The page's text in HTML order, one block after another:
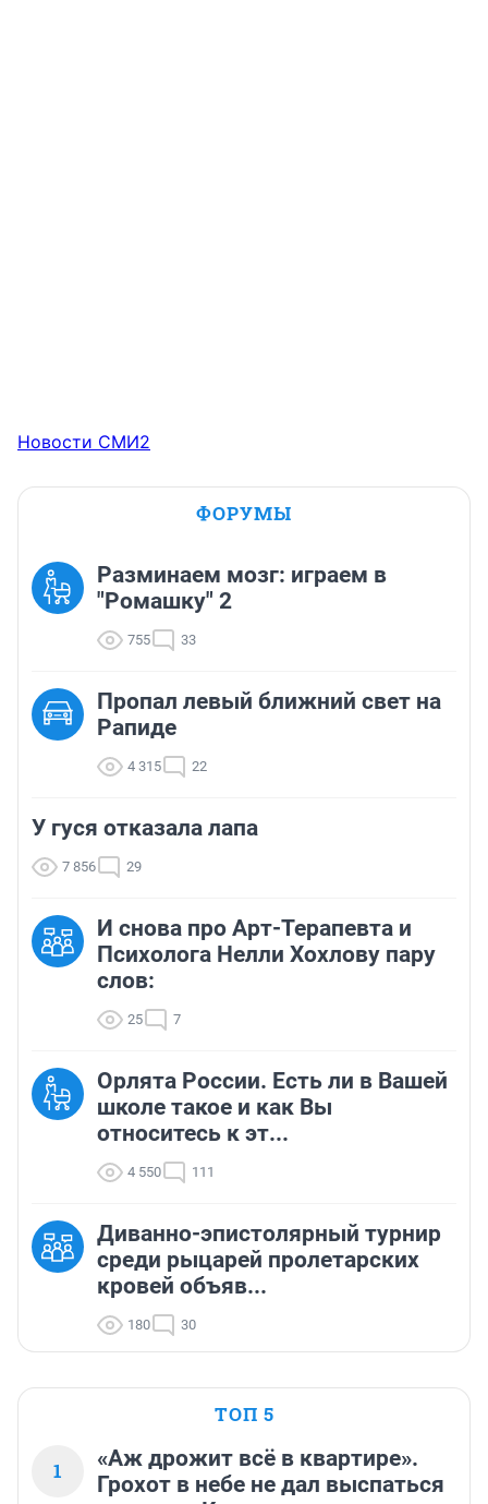
Новости СМИ2
ФОРУМЫ
Разминаем мозг: играем в
"Ромашку" 2
755 33
Пропал левый ближний свет на
Рапиде
4 315 22
У гуся отказала лапа
7 856 29
И снова про Арт-Терапевта и
Психолога Нелли Хохлову пару
слов:
25 7
Орлята России. Есть ли в Вашей
школе такое и как Вы
относитесь к эт...
4 550 111
Диванно-эпистолярный турнир
среди рыцарей пролетарских
кровей объяв...
180 30
ТОП 5
1
«Аж дрожит всё в квартире».
Грохот в небе не дал выспаться